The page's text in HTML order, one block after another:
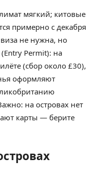
мягкий; китовые
примерно с декабря
не нужна, но
Permit): на
(сбор около £30),
оформляют
на островах нет
карты — берите